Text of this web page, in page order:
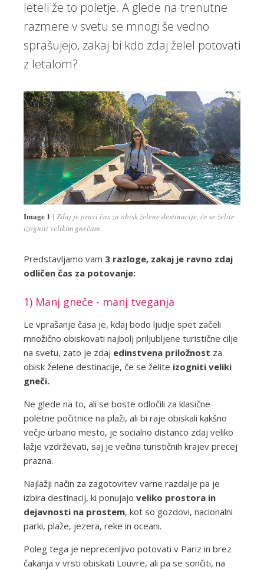
leteli že to poletje. A glede na trenutne
razmere v svetu se mnogi še vedno
sprašujejo, zakaj bi kdo zdaj želel potovati
z letalom?
Image 1
Zdaj je pravi čas za obisk želene destinacije, če se želite
izogniti velikim gnečam
Predstavljamo vam 3 razloge, zakaj je ravno zdaj
odličen čas za potovanje:
1) Manj gneče - manj tveganja
Le vprašanje časa je, kdaj bodo ljudje spet začeli
množično obiskovati najbolj priljubljene turistične cilje
na svetu, zato je zdaj edinstvena priložnost za
obisk želene destinacije, če se želite izogniti veliki
gneči.
Ne glede na to, ali se boste odločili za klasične
poletne počitnice na plaži, ali bi raje obiskali kakšno
večje urbano mesto, je socialno distanco zdaj veliko
lažje vzdrževati, saj je večina turističnih krajev precej
prazna.
Najlažji način za zagotovitev varne razdalje pa je
izbira destinacij, ki ponujajo veliko prostora in
dejavnosti na prostem, kot so gozdovi, nacionalni
parki, plaže, jezera, reke in oceani.
Poleg tega je neprecenljivo potovati v Pariz in brez
čakanja v vrsti obiskati Louvre, ali pa se sončiti, na